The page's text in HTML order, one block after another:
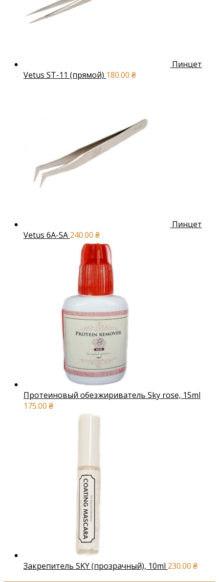
Пинцет
Vetus ST-11 (прямой) 180.00 ₴
Пинцет
Vetus 6A-SA 240.00 ₴
Протеиновый обезжириватель Sky rose, 15ml
175.00 ₴
Закрепитель SKY (прозрачный), 10ml 230.00 ₴